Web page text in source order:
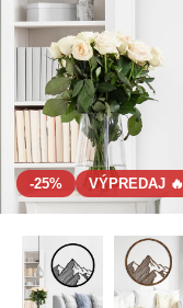
-25% VÝPREDAJ 🔥